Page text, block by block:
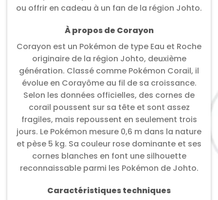
ou offrir en cadeau à un fan de la région Johto.
À propos de Corayon
Corayon est un Pokémon de type Eau et Roche
originaire de la région Johto, deuxième
génération. Classé comme Pokémon Corail, il
évolue en Corayôme au fil de sa croissance.
Selon les données officielles, des cornes de
corail poussent sur sa tête et sont assez
fragiles, mais repoussent en seulement trois
jours. Le Pokémon mesure 0,6 m dans la nature
et pèse 5 kg. Sa couleur rose dominante et ses
cornes blanches en font une silhouette
reconnaissable parmi les Pokémon de Johto.
Caractéristiques techniques